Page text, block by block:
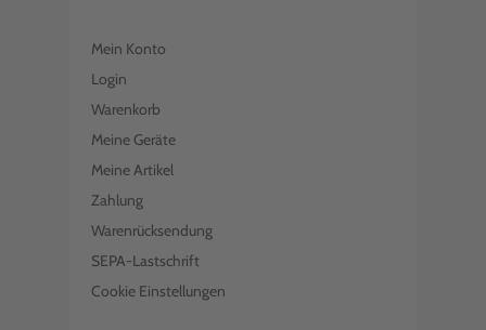
Mein Konto
Login
Warenkorb
Meine Geräte
Meine Artikel
Zahlung
Warenrücksendung
SEPA-Lastschrift
Cookie Einstellungen